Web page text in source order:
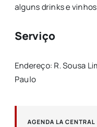
alguns drinks e
Serviço
Endereço: R. Sousa
Paulo
AGENDA LA CENTRAL